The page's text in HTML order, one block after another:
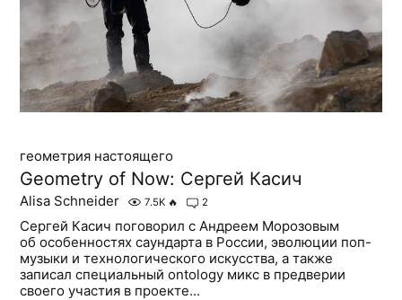
геометрия настоящего
Geometry of Now: Сергей Касич
Alisa Schneider 7.5K 🔥 2
Сергей Касич поговорил с Андреем Морозовым
об особенностях саундарта в России, эволюции поп-
музыки и технологического искусства, а также
записал специальный ontology микс в предверии
своего участия в проекте...